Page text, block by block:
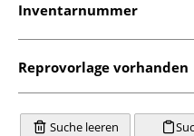
Inventarnummer
Reprovorlage vorhanden
Suche leeren